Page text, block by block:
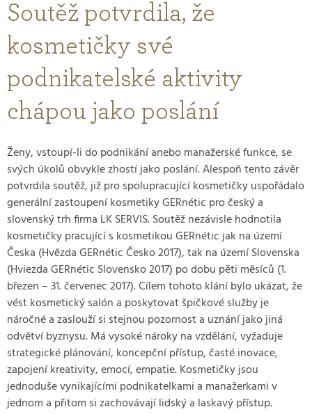
Soutěž potvrdila, že
kosmetičky své
podnikatelské aktivity
chápou jako poslání
Ženy, vstoupí-li do podnikání anebo manažerské funkce, se
svých úkolů obvykle zhostí jako poslání. Alespoň tento závěr
potvrdila soutěž, již pro spolupracující kosmetičky uspořádalo
generální zastoupení kosmetiky GERnétic pro český a
slovenský trh firma LK SERVIS. Soutěž nezávisle hodnotila
kosmetičky pracující s kosmetikou GERnétic jak na území
Česka (Hvězda GERnétic Česko 2017), tak na území Slovenska
(Hviezda GERnétic Slovensko 2017) po dobu pěti měsíců (1.
březen – 31. červenec 2017). Cílem tohoto klání bylo ukázat, že
vést kosmetický salón a poskytovat špičkové služby je
náročné a zaslouží si stejnou pozornost a uznání jako jiná
odvětví byznysu. Má vysoké nároky na vzdělání, vyžaduje
strategické plánování, koncepční přístup, časté inovace,
zapojení kreativity, emocí, empatie. Kosmetičky jsou
jednoduše vynikajícími podnikatelkami a manažerkami v
jednom a přitom si zachovávají lidský a laskavý přístup.